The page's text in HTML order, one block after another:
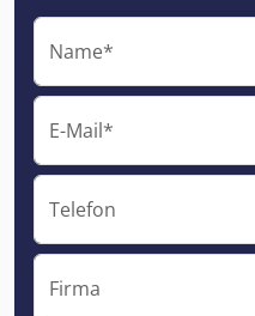
Name*
E-Mail*
Telefon
Firma